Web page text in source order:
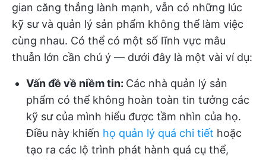
gian căng thẳng lành mạnh, vẫn có những lúc
kỹ sư và quản lý sản phẩm không thể làm việc
cùng nhau. Có thể có một số lĩnh vực mâu
thuẫn lớn cần chú ý — dưới đây là một vài ví dụ:
Vấn đề về niềm tin: Các nhà quản lý sản
phẩm có thể không hoàn toàn tin tưởng các
kỹ sư của mình hiểu được tầm nhìn của họ.
Điều này khiến họ quản lý quá chi tiết hoặc
tạo ra các lộ trình phát hành quá cụ thể,